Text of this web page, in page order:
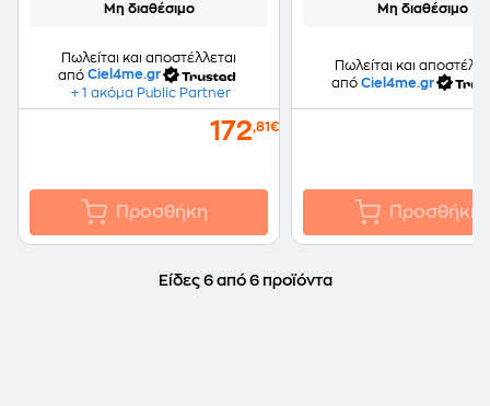
Μη διαθέσιμο
Πωλείται και αποστέλλεται
από Ciel4me.gr
+ 1 ακόμα Public Partner
172,81€
Προσθήκη
Μη διαθέσιμο
Πωλείται και
από Ciel4me.gr
Προσθήκη
Είδες 6 από 6 προϊόντα